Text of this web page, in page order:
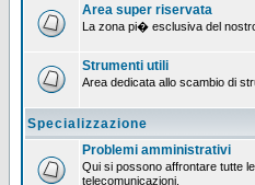
Area super riservata
La zona pi� esclusiva del
Strumenti utili
Area dedicata allo scambio di
Specializzazione
Problemi amministrativi
Qui si possono affrontare tutte
telecomunicazioni.